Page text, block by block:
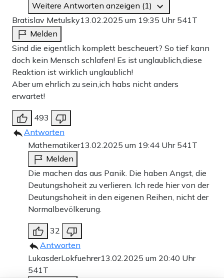
Weitere Antworten anzeigen (1)
Bratislav Metulsky13.02.2025 um 19:35 Uhr 541T
Melden
Sind die eigentlich komplett bescheuert? So tief kann
doch kein Mensch schlafen! Es ist unglaublich,diese
Reaktion ist wirklich unglaublich!
Aber um ehrlich zu sein,ich habs nicht anders
erwartet!
493
Antworten
Mathematiker13.02.2025 um 19:44 Uhr 541T
Melden
Die machen das aus Panik. Die haben Angst, die
Deutungshoheit zu verlieren. Ich rede hier von der
Deutungshoheit in den eigenen Reihen, nicht der
Normalbevölkerung.
32
Antworten
LukasderLokfuehrer13.02.2025 um 20:40 Uhr
541T